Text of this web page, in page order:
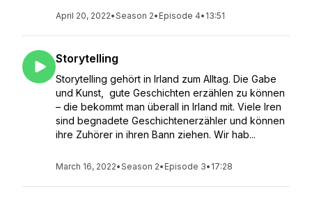
April 20, 2022•Season 2• Episode 4• 13:51
Storytelling
Storytelling gehört in Irland zum Alltag. Die Gabe
und Kunst, gute Geschichten erzählen zu können
– die bekommt man überall in Irland mit. Viele Iren
sind begnadete Geschichtenerzähler und können
ihre Zuhörer in ihren Bann ziehen. Wir hab...
March 16, 2022•Season 2• Episode 3• 17:28